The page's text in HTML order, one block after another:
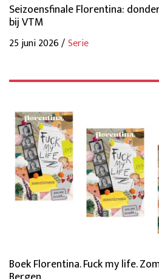
Seizoensfinale Florentina:
bij VTM
25 juni 2026 /Serie
Boek Florentina. Fuck my life.